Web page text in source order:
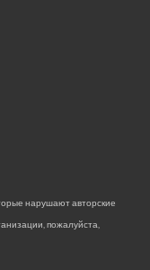
нарушают авторские
пожалуйста,